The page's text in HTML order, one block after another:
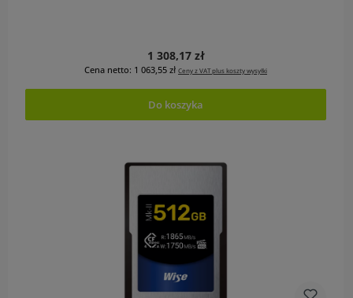
Cena regularna:
1 308,17 zł
Cena netto: 1 063,55 zł Ceny z VAT plus koszty wysyłki
Do koszyka